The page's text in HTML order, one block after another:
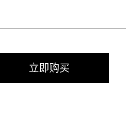
立即购买